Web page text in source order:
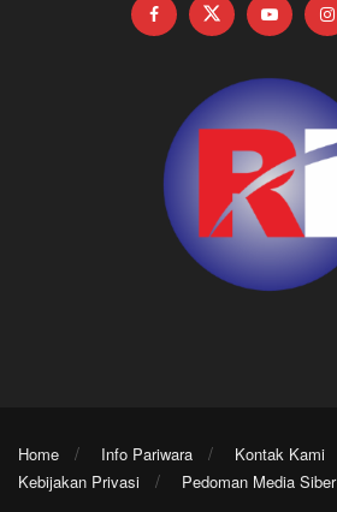
Home Info Pariwara
Kontak Kami
Kebijakan Privasi
Pedoman Media Siber